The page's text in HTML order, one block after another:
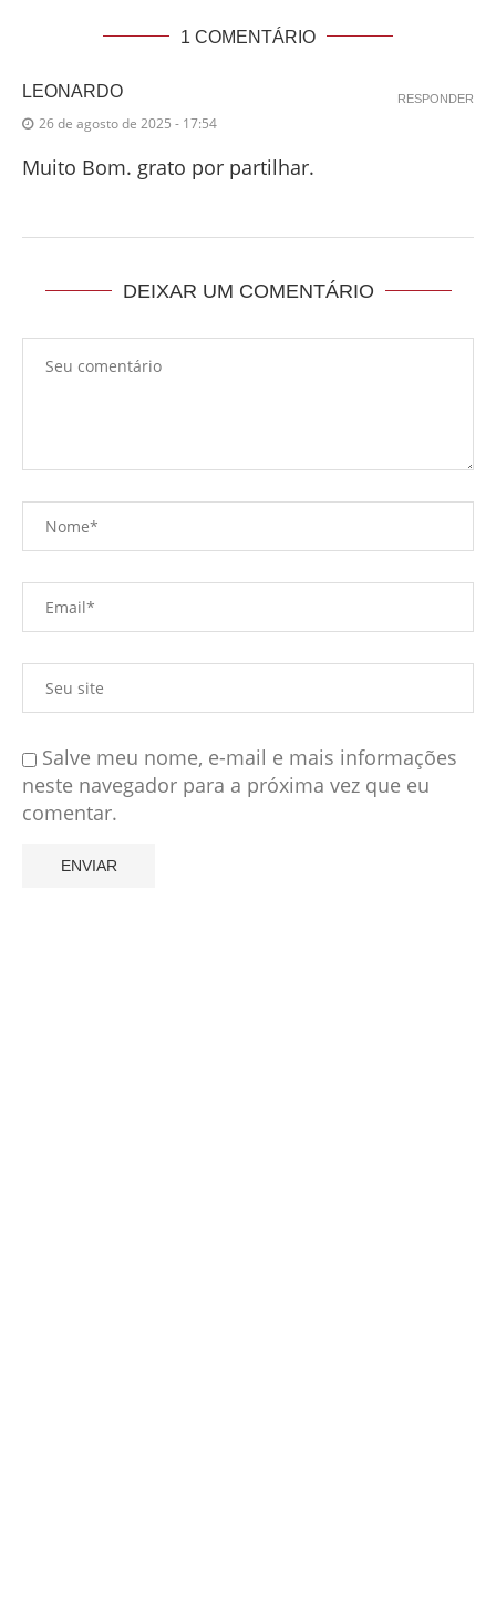
1 COMENTÁRIO
LEONARDO
26 de agosto de 2025 - 17:54
Muito Bom. grato por partilhar.
RESPONDER
DEIXAR UM COMENTÁRIO
Salve meu nome, e-mail e mais informações
neste navegador para a próxima vez que eu
comentar.